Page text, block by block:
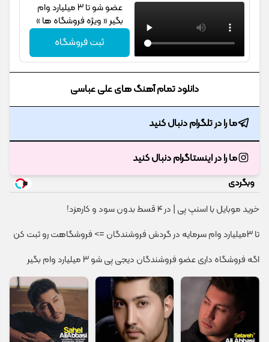
عضو شو تا 3 میلیارد وام
بگیر « ویژه فروشگاه ها »
ثبت فروشگاه
دانلود تمام آهنگ های علی عباسی
ما را در تلگرام دنبال کنید
ما را در اینستاگرام دنبال کنید
وبگردی
خرید موبایل با اسنپ پی | در ۴ قسط بدون سود و کارمزد!
تا 3میلیارد وام سرمایه در گردش فروشندگان => فروشگاهت رو ثبت کن
اگه فروشگاه داری عضو فروشندگان دیجی پی شو 3 میلیارد وام بگیر